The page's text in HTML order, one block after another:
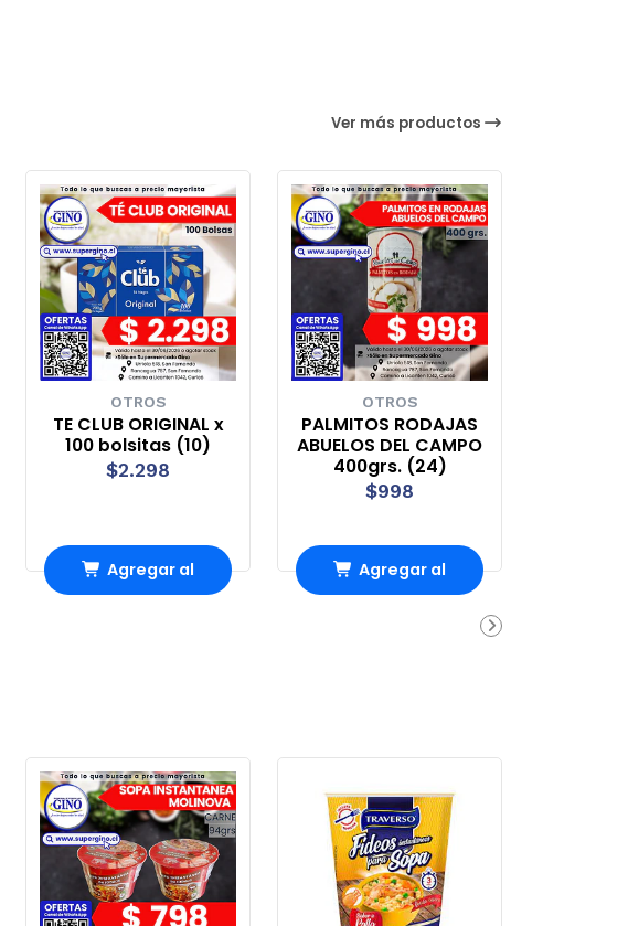
Ver más productos
OTROS
TE CLUB ORIGINAL x
100 bolsitas (10)
$2.298
Agregar al
OTROS
PALMITOS RODAJAS
ABUELOS DEL CAMPO
400grs. (24)
$998
Agregar al